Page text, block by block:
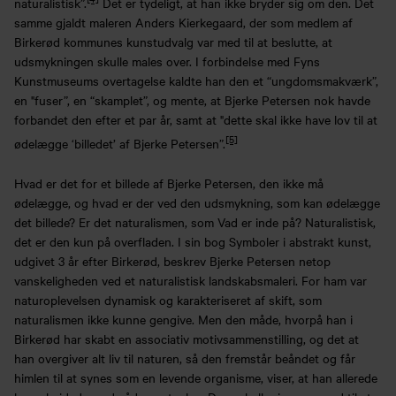
samme gjaldt maleren Anders Kierkegaard, der som medlem af
Birkerød kommunes kunstudvalg var med til at beslutte, at
udsmykningen skulle males over. I forbindelse med Fyns
Kunstmuseums overtagelse kaldte han den et “ungdomsmakværk”,
en "fuser”, en “skamplet”, og mente, at Bjerke Petersen nok havde
forbandet den efter et par år, samt at "dette skal ikke have lov til at
ødelægge ‘billedet’ af Bjerke Petersen”.[5]
Hvad er det for et billede af Bjerke Petersen, den ikke må
ødelægge, og hvad er der ved den udsmykning, som kan ødelægge
det billede? Er det naturalismen, som Vad er inde på? Naturalistisk,
det er den kun på overfladen. I sin bog Symboler i abstrakt kunst,
udgivet 3 år efter Birkerød, beskrev Bjerke Petersen netop
vanskeligheden ved et naturalistisk landskabsmaleri. For ham var
naturoplevelsen dynamisk og karakteriseret af skift, som
naturalismen ikke kunne gengive. Men den måde, hvorpå han i
Birkerød har skabt en associativ motivsammenstilling, og det at
han overgiver alt liv til naturen, så den fremstår beåndet og får
himlen til at synes som en levende organisme, viser, at han allerede